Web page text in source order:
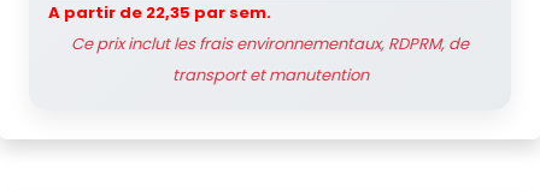
A partir de 22,35 par sem.
Ce prix inclut les frais environnementaux, RDPRM, de
transport et manutention